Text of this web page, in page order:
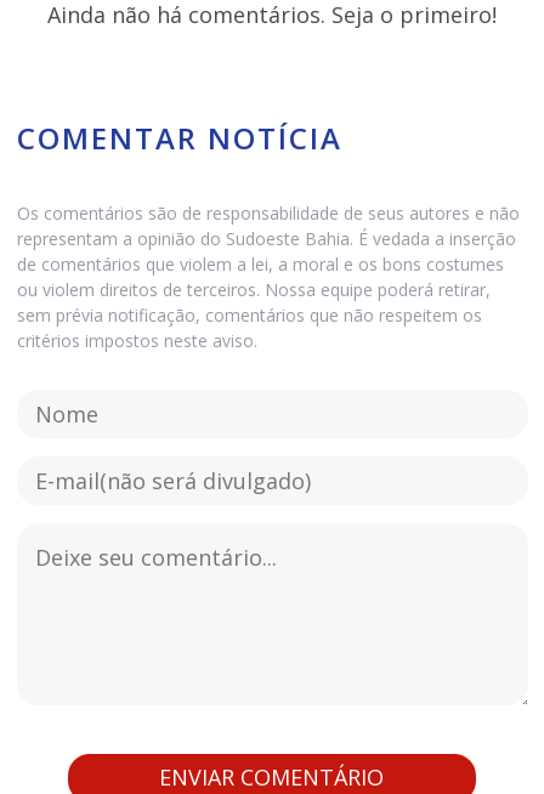
Ainda não há comentários. Seja o primeiro!
COMENTAR NOTÍCIA
Os comentários são de responsabilidade de seus autores e não
representam a opinião do Sudoeste Bahia. É vedada a inserção
de comentários que violem a lei, a moral e os bons costumes
ou violem direitos de terceiros. Nossa equipe poderá retirar,
sem prévia notificação, comentários que não respeitem os
critérios impostos neste aviso.